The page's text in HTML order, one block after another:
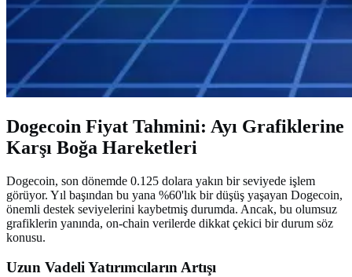
Dogecoin Fiyat Tahmini: Ayı Grafiklerine
Karşı Boğa Hareketleri
Dogecoin, son dönemde 0.125 dolara yakın bir seviyede işlem
görüyor. Yıl başından bu yana %60'lık bir düşüş yaşayan Dogecoin,
önemli destek seviyelerini kaybetmiş durumda. Ancak, bu olumsuz
grafiklerin yanında, on-chain verilerde dikkat çekici bir durum söz
konusu.
Uzun Vadeli Yatırımcıların Artışı